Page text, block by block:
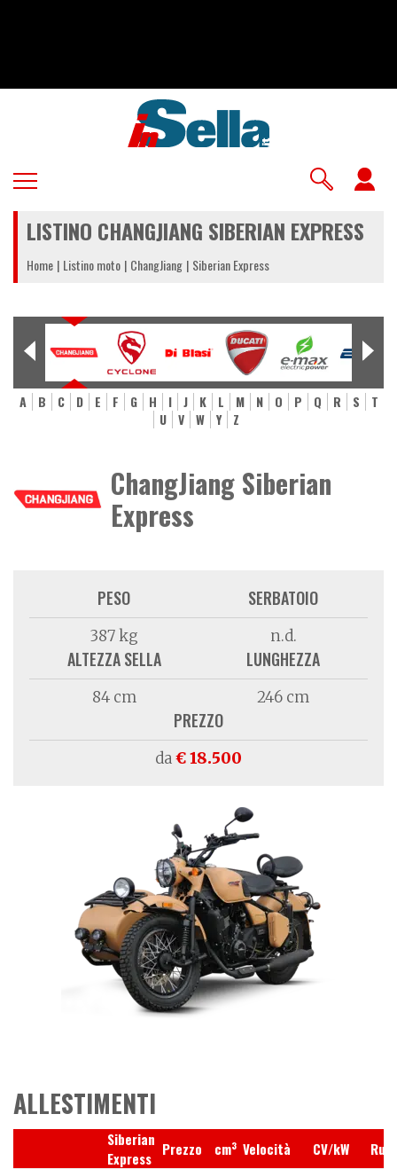
LISTINO CHANGJIANG SIBERIAN EXPRESS
Home Listino moto ChangJiang Siberian Express
A B C D E F G H I J K L M N O P Q R S
T
U
V W Y Z
ChangJiang Siberian
Express
PESO
387 kg
SERBATOIO
n.d.
ALTEZZA SELLA
84 cm
LUNGHEZZA
246 cm
PREZZO
da€ 18.500
ALLESTIMENTI
Siberian
Express Prezzo cm3 Velocità CV/kW